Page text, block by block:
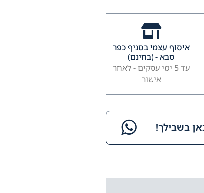
איסוף עצמי בסניף כפר
סבא - (בחינם)
עד 5 ימי עסקים - לאחר
אישור
בשבילך!​